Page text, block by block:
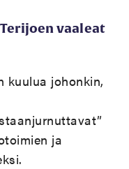
vaaleat
kuulua johonkin,
ja